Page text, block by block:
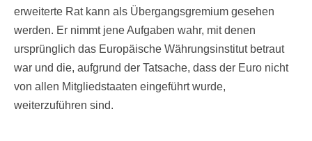
erweiterte Rat kann als Übergangsgremium gesehen
werden. Er nimmt jene Aufgaben wahr, mit denen
ursprünglich das Europäische Währungsinstitut betraut
war und die, aufgrund der Tatsache, dass der Euro nicht
von allen Mitgliedstaaten eingeführt wurde,
weiterzuführen sind.